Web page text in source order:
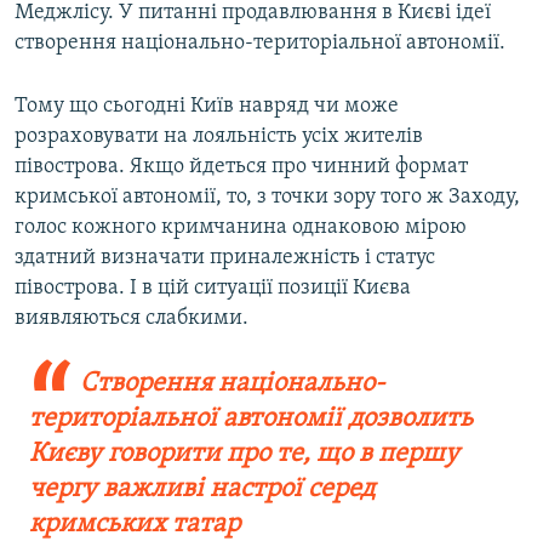
Меджлісу. У питанні продавлювання в Києві ідеї
створення національно-територіальної автономії.
Тому що сьогодні Київ навряд чи може
розраховувати на лояльність усіх жителів
півострова. Якщо йдеться про чинний формат
кримської автономії, то, з точки зору того ж Заходу,
голос кожного кримчанина однаковою мірою
здатний визначати приналежність і статус
півострова. І в цій ситуації позиції Києва
виявляються слабкими.
Створення національно-
територіальної автономії дозволить
Києву говорити про те, що в першу
чергу важливі настрої серед
кримських татар